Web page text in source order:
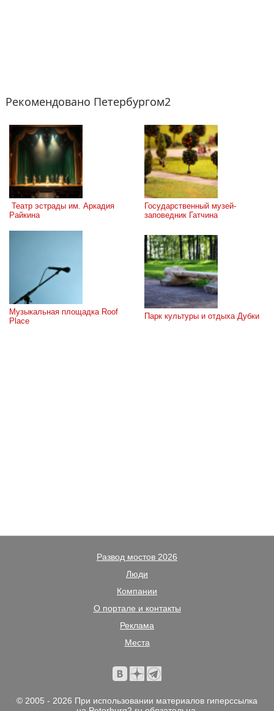
Рекомендовано Петербургом2
Райкина
Государственный музей-
заповедник Гатчина
Музыкальная площадка Roof
Place
Парк культуры и отдыха Дубки
Развод мостов 2026
Люди
Компании
О портале и контакты
Реклама
Места
© 2005 - 2026 При использовании материалов гиперссылка